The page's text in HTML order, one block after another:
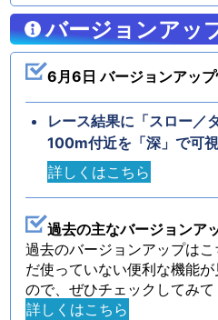
バージョンアッ
6月6日 バージョンアッ
レース結果に「スロー／
100m付近を「深」で可
詳しくはこちら
過去の主なバージョンア
過去のバージョンアップは
だ使っていない便利な機能
ので、ぜひチェックしてみて
詳しくはこちら